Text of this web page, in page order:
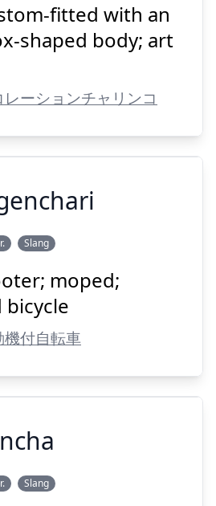
チャリ
fitted with an
shaped body; art
レーションチャリンコ
原
ャリ
げん
Slang
moped;
機付自転車
Slang